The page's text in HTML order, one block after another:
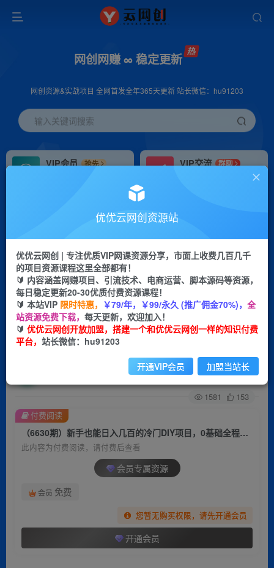
网创网赚 ∞ 稳定更新
网创资源&实战项目 全网首发全年365天更新 站长微信：hu91203
输入关键词搜索
VIP会员
抢先
VIP交流
群聊
研究探讨更多创业项目路子。
会员专属推广链接
挂机 项目
脚本卡密
APP下载
GO
首页 创业课程 会员专属 正文
（6630期）新手也能日入几百的冷门DIY项目，0
基础全程实操【揭秘】
关注 私信
1581 153
（6630期）新手也能日入几百的冷门DIY项目，0基础全程实操【揭秘】
此内容为付费阅读，请付费后查看
会员专属资源
会员 免费
您暂无购买权限，请先开通会员
开通会员
付费阅读
优优云网创资源站
优优云网创 | 专注优质VIP网课资源分享，市面上收费几百几千
的项目资源课程这里全部都有！
🔰 内容涵盖网赚项目、引流技术、电商运营、脚本源码等资源，
每日稳定更新20-30优质付费资源课程！
🔰 本站VIP 限时特惠， ￥79/年，￥99/永久 (推广佣金70%)， 全
站资源免费下载， 每天更新，欢迎加入！
🔰 优优云网创开放加盟，搭建一个和优优云网创一样的知识付费
平台， 站长微信：hu91203
开通VIP会员 加盟当站长